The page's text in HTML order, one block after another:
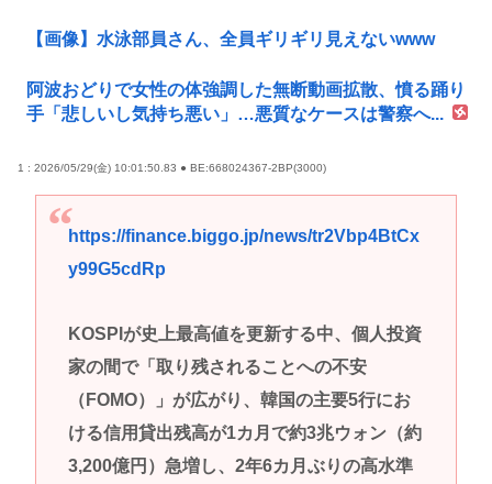
【画像】水泳部員さん、全員ギリギリ見えないwww
阿波おどりで女性の体強調した無断動画拡散、憤る踊り
手「悲しいし気持ち悪い」…悪質なケースは警察へ...
1 : 2026/05/29(金) 10:01:50.83 ● BE:668024367-2BP(3000)
https://finance.biggo.jp/news/tr2Vbp4BtCx
y99G5cdRp
KOSPIが史上最高値を更新する中、個人投資
家の間で「取り残されることへの不安
（FOMO）」が広がり、韓国の主要5行にお
ける信用貸出残高が1カ月で約3兆ウォン（約
3,200億円）急増し、2年6カ月ぶりの高水準